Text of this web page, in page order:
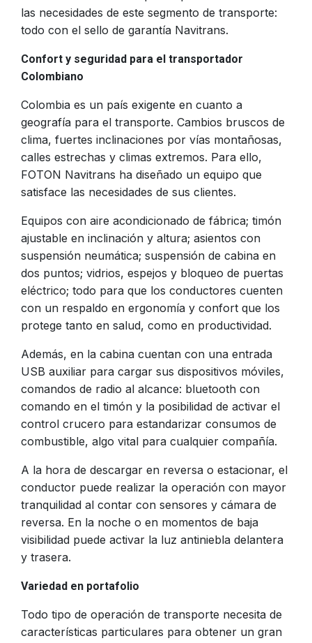
las necesidades de este segmento de transporte:
todo con el sello de garantía Navitrans.
Confort y seguridad para el transportador
Colombiano
Colombia es un país exigente en cuanto a
geografía para el transporte. Cambios bruscos de
clima, fuertes inclinaciones por vías montañosas,
calles estrechas y climas extremos. Para ello,
FOTON Navitrans ha diseñado un equipo que
satisface las necesidades de sus clientes.
Equipos con aire acondicionado de fábrica; timón
ajustable en inclinación y altura; asientos con
suspensión neumática; suspensión de cabina en
dos puntos; vidrios, espejos y bloqueo de puertas
eléctrico; todo para que los conductores cuenten
con un respaldo en ergonomía y confort que los
protege tanto en salud, como en productividad.
Además, en la cabina cuentan con una entrada
USB auxiliar para cargar sus dispositivos móviles,
comandos de radio al alcance: bluetooth con
comando en el timón y la posibilidad de activar el
control crucero para estandarizar consumos de
combustible, algo vital para cualquier compañía.
A la hora de descargar en reversa o estacionar, el
conductor puede realizar la operación con mayor
tranquilidad al contar con sensores y cámara de
reversa. En la noche o en momentos de baja
visibilidad puede activar la luz antiniebla delantera
y trasera.
Variedad en portafolio
Todo tipo de operación de transporte necesita de
características particulares para obtener un gran